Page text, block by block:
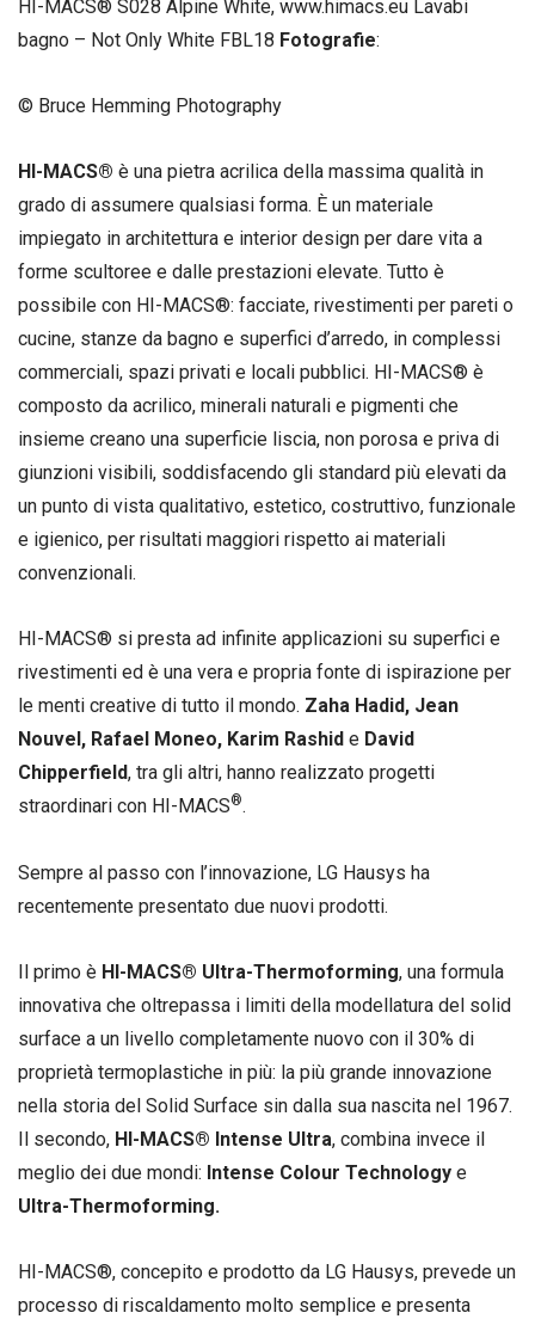
HI-MACS® S028 Alpine White, www.himacs.eu Lavabi
bagno – Not Only White FBL18 Fotografie:
© Bruce Hemming Photography
HI-MACS® è una pietra acrilica della massima qualità in
grado di assumere qualsiasi forma. È un materiale
impiegato in architettura e interior design per dare vita a
forme scultoree e dalle prestazioni elevate. Tutto è
possibile con HI-MACS®: facciate, rivestimenti per pareti o
cucine, stanze da bagno e superfici d’arredo, in complessi
commerciali, spazi privati e locali pubblici. HI-MACS® è
composto da acrilico, minerali naturali e pigmenti che
insieme creano una superficie liscia, non porosa e priva di
giunzioni visibili, soddisfacendo gli standard più elevati da
un punto di vista qualitativo, estetico, costruttivo, funzionale
e igienico, per risultati maggiori rispetto ai materiali
convenzionali.
HI-MACS® si presta ad infinite applicazioni su superfici e
rivestimenti ed è una vera e propria fonte di ispirazione per
le menti creative di tutto il mondo. Zaha Hadid, Jean
Nouvel, Rafael Moneo, Karim Rashid e David
Chipperfield, tra gli altri, hanno realizzato progetti
straordinari con HI-MACS®.
Sempre al passo con l’innovazione, LG Hausys ha
recentemente presentato due nuovi prodotti.
Il primo è HI-MACS® Ultra-Thermoforming, una formula
innovativa che oltrepassa i limiti della modellatura del solid
surface a un livello completamente nuovo con il 30% di
proprietà termoplastiche in più: la più grande innovazione
nella storia del Solid Surface sin dalla sua nascita nel 1967.
Il secondo, HI-MACS® Intense Ultra, combina invece il
meglio dei due mondi: Intense Colour Technology e
Ultra-Thermoforming.
HI-MACS®, concepito e prodotto da LG Hausys, prevede un
processo di riscaldamento molto semplice e presenta